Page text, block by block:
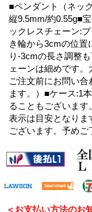
■ペンダント（ネッ
縦9.5mm/約0.55g■
ックレスチェーン:
き輪から3cmの位置
り-3cmの長さ調整
ェーンは細めです
ご注文前にお問い
ます。）■ケース:1
ることもございま
表示は目安となりま
ございます。予めご
＜お支払い方法のお